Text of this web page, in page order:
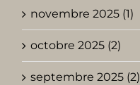
novembre 2025 (1)
octobre 2025 (2)
septembre 2025 (2)